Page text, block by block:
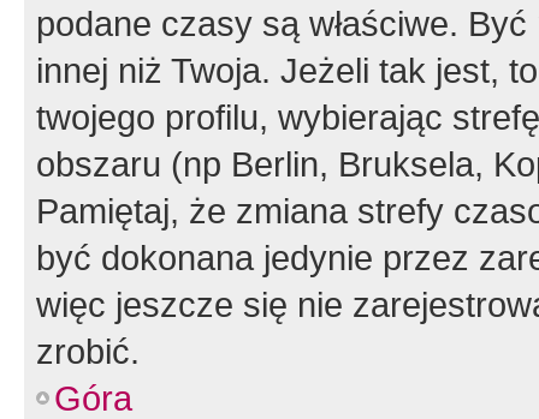
podane czasy są właściwe.
innej niż Twoja. Jeżeli tak jest,
twojego profilu, wybierając
obszaru (np Berlin, Bruksela,
Pamiętaj, że zmiana strefy
być dokonana jedynie przez
więc jeszcze się nie
zrobić.
Góra